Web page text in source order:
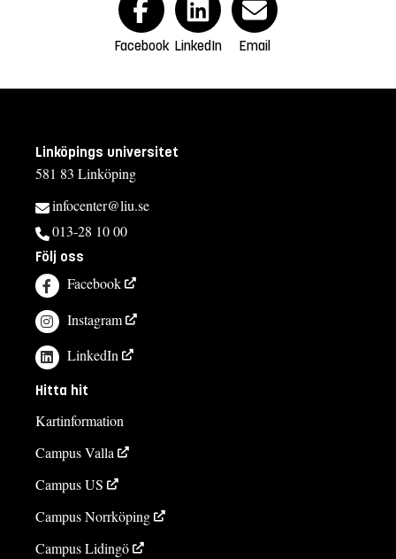
Facebook LinkedIn Email
Linköpings universitet
581 83 Linköping
infocenter@liu.se
013-28 10 00
Följ oss
Facebook
Instagram
LinkedIn
Hitta hit
Kartinformation
Campus Valla
Campus US
Campus Norrköping
Campus Lidingö